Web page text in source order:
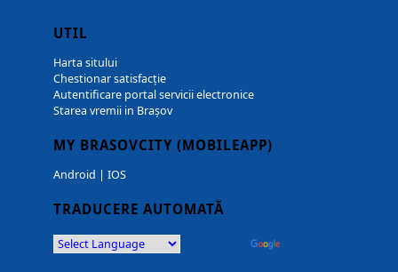
UTIL
Harta sitului
Chestionar satisfacție
Autentificare portal servicii electronice
Starea vremii in Brașov
MY BRASOVCITY (MOBILEAPP)
Android | IOS
TRADUCERE AUTOMATĂ